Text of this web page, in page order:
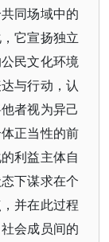
同场域中的
它宣扬独立
民文化环境
与行动，认
者视为异己
正当性的前
利益主体自
下谋求在个
并在此过程
会成员间的